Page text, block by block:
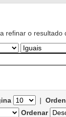
refinar o resultado
|
Ordenar